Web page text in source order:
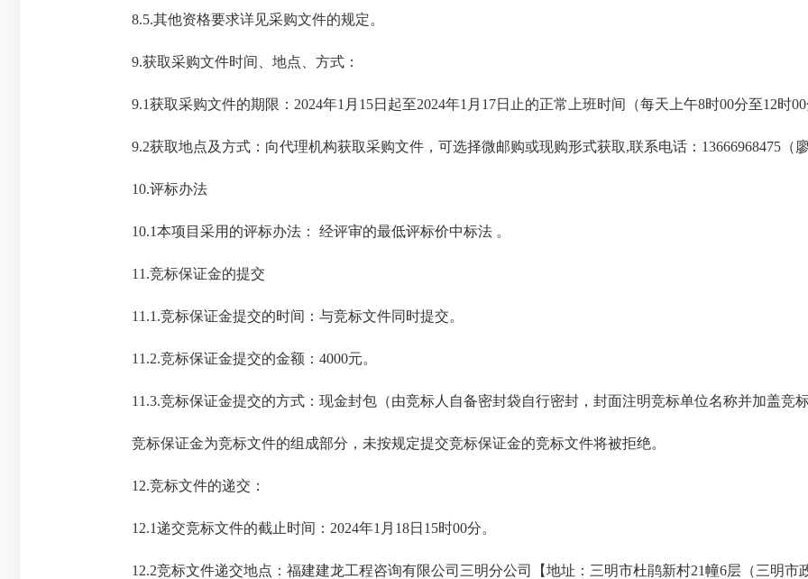
8.5.其他资格要求详见采购文件的规定。
9.获取采购文件时间、地点、方式：
9.1获取采购文件的期限：2024年1月15日起至2024年1月17日止的正常上班时间（每天上午8时00分至12时00
9.2获取地点及方式：向代理机构获取采购文件，可选择微邮购或现购形式获取,联系电话：13666968475（
10.评标办法
10.1本项目采用的评标办法： 经评审的最低评标价中标法 。
11.竞标保证金的提交
11.1.竞标保证金提交的时间：与竞标文件同时提交。
11.2.竞标保证金提交的金额：4000元。
11.3.竞标保证金提交的方式：现金封包（由竞标人自备密封袋自行密封，封面注明竞标单位名称并加盖竞标
竞标保证金为竞标文件的组成部分，未按规定提交竞标保证金的竞标文件将被拒绝。
12.竞标文件的递交：
12.1递交竞标文件的截止时间：2024年1月18日15时00分。
12.2竞标文件递交地点：福建建龙工程咨询有限公司三明分公司【地址：三明市杜鹃新村21幢6层（三明市